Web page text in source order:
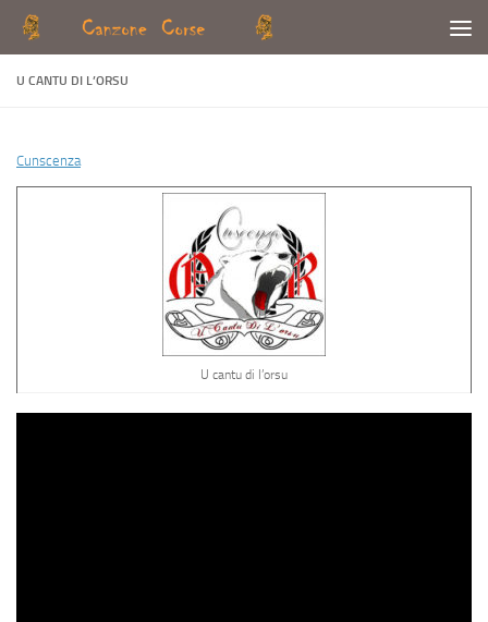
Skip to content
U CANTU DI L’ORSU
Cunscenza
U cantu di l’orsu